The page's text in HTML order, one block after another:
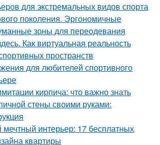
для экстремальных видов спорта
поколения. Эргономичные
зоны для переодевания
Как виртуальная реальность
пространств
для любителей спортивного
кирпича: что важно знать
стены своими руками:
мечтный интерьер: 17 бесплатных
квартиры